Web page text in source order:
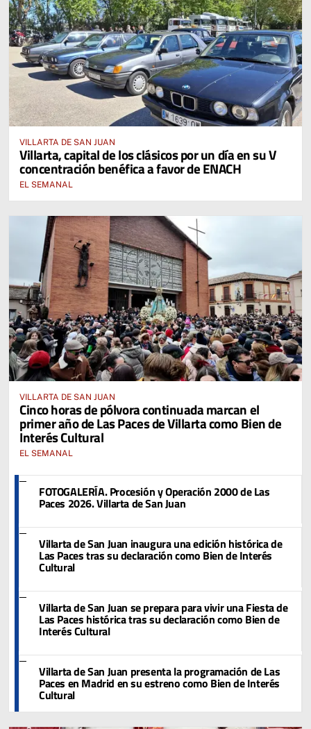
VILLARTA DE SAN JUAN
Villarta, capital de los clásicos por un día en su V
concentración benéfica a favor de ENACH
EL SEMANAL
VILLARTA DE SAN JUAN
Cinco horas de pólvora continuada marcan el
primer año de Las Paces de Villarta como Bien de
Interés Cultural
EL SEMANAL
FOTOGALERÍA. Procesión y Operación 2000 de Las
Paces 2026. Villarta de San Juan
Villarta de San Juan inaugura una edición histórica de
Las Paces tras su declaración como Bien de Interés
Cultural
Villarta de San Juan se prepara para vivir una Fiesta de
Las Paces histórica tras su declaración como Bien de
Interés Cultural
Villarta de San Juan presenta la programación de Las
Paces en Madrid en su estreno como Bien de Interés
Cultural